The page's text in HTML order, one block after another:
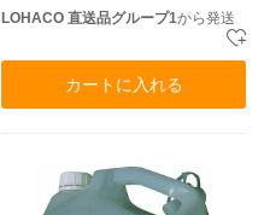
LOHACO 直送品グループ1から発送
カートに入れる